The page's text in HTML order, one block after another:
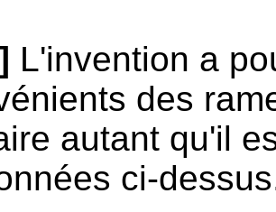
L'invention a
des
autant qu'il
ci-